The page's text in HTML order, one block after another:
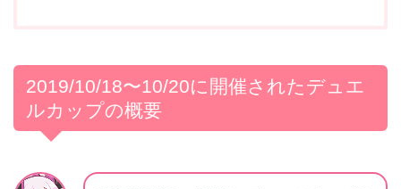
2019/10/18〜10/20に開催されたデュエ
ルカップの概要